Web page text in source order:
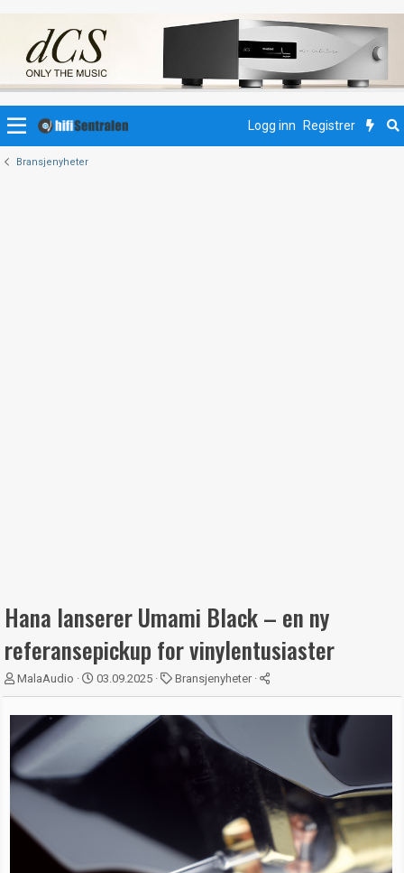
Logg inn Registrer
Bransjenyheter
Hana lanserer Umami Black – en ny
referansepickup for vinylentusiaster
T
r
s
t
a
r
e
MalaAudio
S
t
d
03.09.2025
K
a
Bransjenyheter